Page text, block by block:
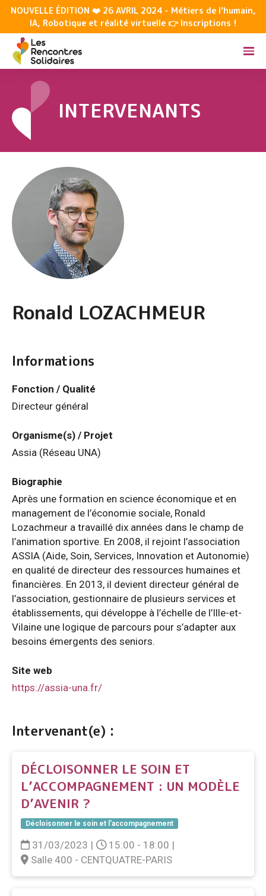
NOUVELLE ÉDITION ❤️ 26 AVRIL 2024 - Métiers de l'humain,
IA, Robotique et réalité virtuelle 👉 Inscriptions !
INTERVENANTS
Ronald LOZACHMEUR
Informations
Fonction / Qualité
Directeur général
Organisme(s) / Projet
Assia (Réseau UNA)
Biographie
Après une formation en science économique et en
management de l’économie sociale, Ronald
Lozachmeur a travaillé dix années dans le champ de
l’animation sportive. En 2008, il rejoint l’association
ASSIA (Aide, Soin, Services, Innovation et Autonomie)
en qualité de directeur des ressources humaines et
financières. En 2013, il devient directeur général de
l’association, gestionnaire de plusieurs services et
établissements, qui développe à l’échelle de l’Ille-et-
Vilaine une logique de parcours pour s’adapter aux
besoins émergents des seniors.
Site web
https://assia-una.fr/
Intervenant(e) :
DÉCLOISONNER LE SOIN ET
L’ACCOMPAGNEMENT : UN MODÈLE
D’AVENIR ?
Décloisonner le soin et l'accompagnement
31/03/2023 | 15:00 - 18:00 |
Salle 400 - CENTQUATRE-PARIS